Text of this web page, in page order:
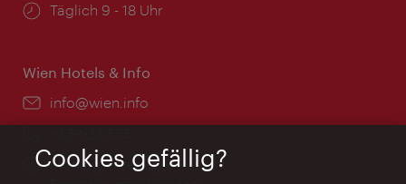
Öffnungszeiten:
Täglich 9 - 18 Uhr
Wien Hotels & Info
Email:
info@wien.info
Öffnungszeiten:
Montag - Freitag 9 – 17 Uhr
Cookies gefällig?